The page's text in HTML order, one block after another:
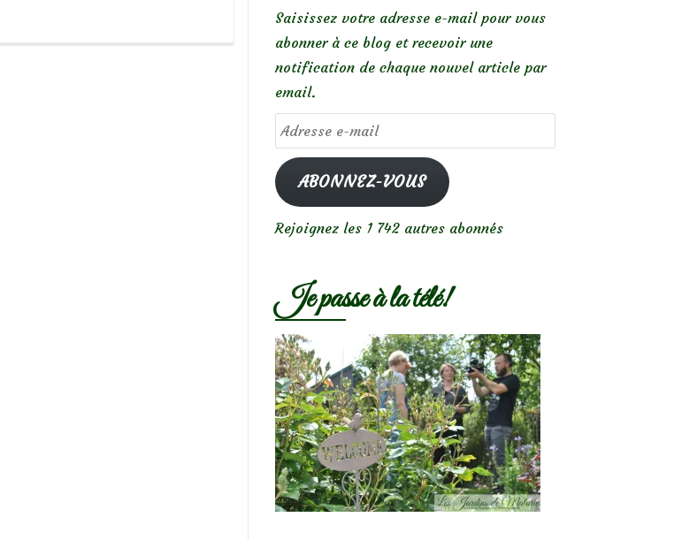
Saisissez votre adresse e-mail pour vous
abonner à ce blog et recevoir une
notification de chaque nouvel article par
email.
Adresse
e-
mailABONNEZ-VOUS
Rejoignez les 1 742 autres abonnés
Je passe à la télé!